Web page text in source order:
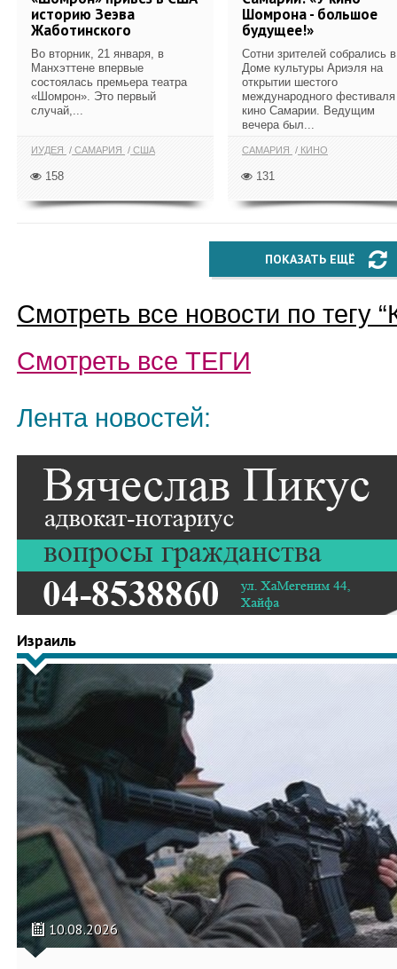
историю Зеэва
Жаботинского
Во вторник, 21 января, в
Манхэттене впервые
состоялась премьера театра
«Шомрон». Это первый
случай,...
ИУДЕЯ САМАРИЯ США
158
Шомрона - большое
будущее!»
Сотни зрителей собрались в
Доме культуры Ариэля на
открытии шестого
международного фестиваля
кино Самарии. Ведущим
вечера был...
САМАРИЯ КИНО
131
ПОКАЗАТЬ ЕЩЁ
Смотреть все новости по тегу “
Смотреть все ТЕГИ
Лента новостей:
Израиль
10.08.2026